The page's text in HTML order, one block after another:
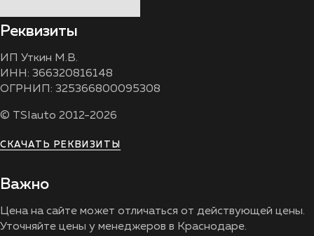
Реквизиты
ИП Уткин М.В.
ИНН: 366320816148
ОГРНИП: 325366800095308
© TSIauto 2012-2026
СКАЧАТЬ РЕКВИЗИТЫ
Важно
Цена на сайте может отличаться от действующей цены.
Уточняйте цены у менеджеров в Краснодаре.